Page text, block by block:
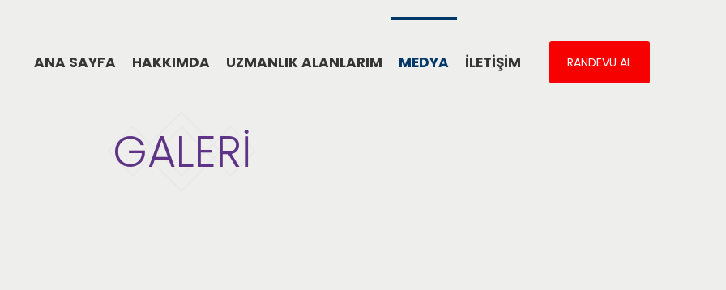
ANA SAYFA HAKKIMDA UZMANLIK ALANLARIM MEDYA İLETİŞİM RANDEVU AL
GALERİ